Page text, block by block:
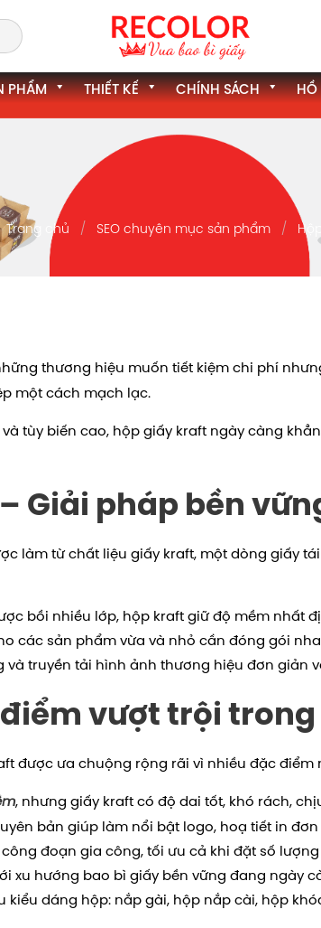
PHẨM THIẾT KẾ CHÍNH SÁCH HỒ
Trang chủ SEO chuyên mục sản phẩm
thương hiệu muốn tiết kiệm chi phí
một cách mạch lạc.
tùy biến cao, hộp giấy kraft ngày càng
Giải pháp bền
làm từ chất liệu giấy kraft, một dòng giấy
bồi nhiều lớp, hộp kraft giữ độ mềm nhất
các sản phẩm vừa và nhỏ cần đóng gói
truyền tải hình ảnh thương hiệu đơn giản
vượt trội
được ưa chuộng rộng rãi vì nhiều đặc điểm
, nhưng giấy kraft có độ dai tốt, khó rách,
bản giúp làm nổi bật logo, hoạ tiết in
công đoạn gia công, tối ưu cả khi đặt số
xu hướng bao bì giấy bền vững đang ngày
kiểu dáng hộp: nắp gài, hộp nắp cài, hộp